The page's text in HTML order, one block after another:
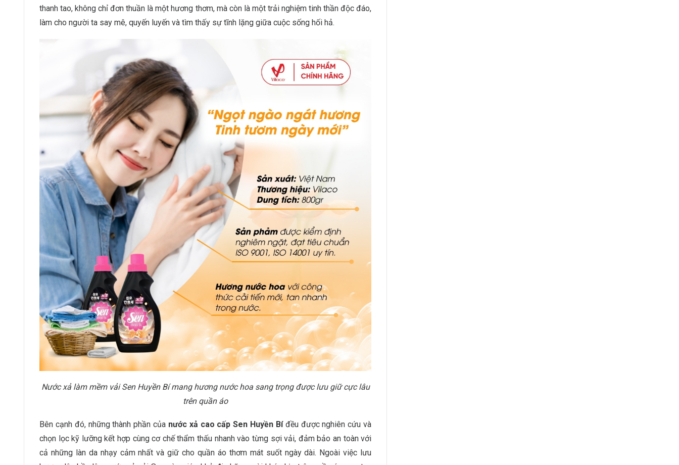
thanh tao, không chỉ đơn thuần là một hương thơm, mà còn là một trải nghiệm tinh thần độc đáo,
làm cho người ta say mê, quyến luyến và tìm thấy sự tĩnh lặng giữa cuộc sống hối hả.
Nước xả làm mềm vải Sen Huyền Bí mang hương nước hoa sang trọng được lưu giữ cực lâu
trên quần áo
Bên cạnh đó, những thành phần của nước xả cao cấp Sen Huyền Bí đều được nghiên cứu và
chọn lọc kỹ lưỡng kết hợp cùng cơ chế thẩm thấu nhanh vào từng sợi vải, đảm bảo an toàn với
cả những làn da nhạy cảm nhất và giữ cho quần áo thơm mát suốt ngày dài. Ngoài việc lưu